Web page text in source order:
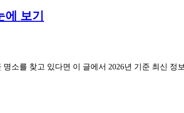
보기
소를 찾고 있다면 이 글에서 2026년 기준 최신